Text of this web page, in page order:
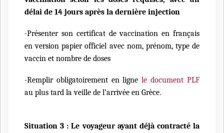
délai de 14 jours après la dernière injection
-Présenter son certificat de vaccination en français
en version papier officiel avec nom, prénom, type de
vaccin et nombre de doses
-Remplir obligatoirement en lignele document PLF
au plus tard la veille de l’arrivée en Grèce.
Situation 3 : Le voyageur ayant déjà contracté la